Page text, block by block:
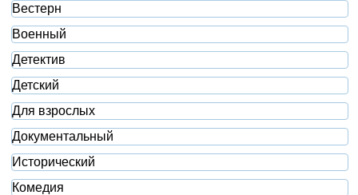
Вестерн
Военный
Детектив
Детский
Для взрослых
Документальный
Исторический
Комедия